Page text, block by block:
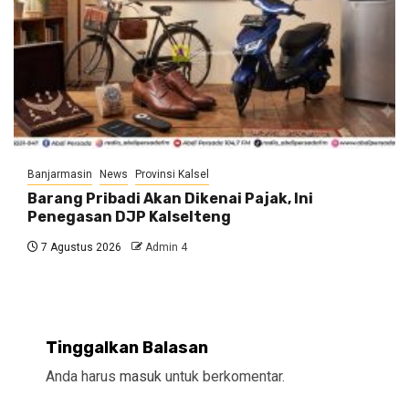
Banjarmasin News Provinsi Kalsel
Barang Pribadi Akan Dikenai Pajak, Ini
Penegasan DJP Kalselteng
7 Agustus 2026 Admin 4
Tinggalkan Balasan
Anda harus masuk untuk berkomentar.